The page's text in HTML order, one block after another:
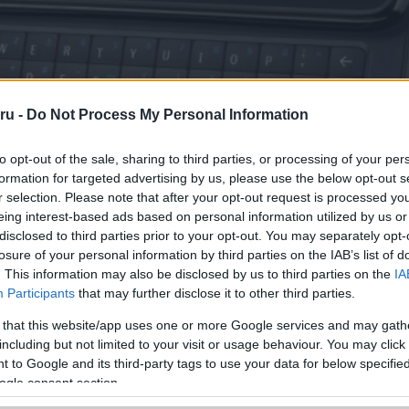
- Do Not Process My Personal Information
opt-out of the sale, sharing to third parties, or processing of your
for targeted advertising by us, please use the below opt-out
selection. Please note that after your opt-out request is processed
interest-based ads based on personal information utilized by us
to third parties prior to your opt-out. You may separately
of your personal information by third parties on the IAB’s list of
This information may also be disclosed by us to third parties on the
Participants that may further disclose it to other third parties.
that this website/app uses one or more Google services and may
but not limited to your visit or usage behaviour. You may
to Google and its third-party tags to use your data for below
consent section.
szerint a 2009 novemberében, mintegy fél éve bemutatott
100 ezer darab fogyott világszerte, ez katasztrofális
a 2006-ban debütáltNokia N95óta nem tudtak igazán
hiszen hol van ez a százezres szám a konkurenciaApple
márciusig tartó idõszakban –, vagy akár a Google Nexus
eladási adataihoz képest.
hírek! Kattintson ide!